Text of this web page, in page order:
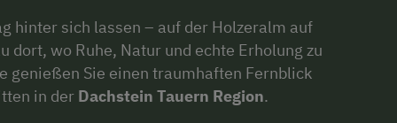
hinter sich lassen – auf der Holzeralm auf
dort, wo Ruhe, Natur und echte Erholung zu
genießen Sie einen traumhaften Fernblick
in der Dachstein Tauern Region.